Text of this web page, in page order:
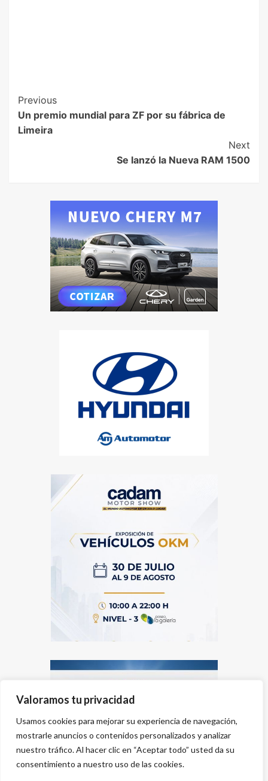
Valoramos tu privacidad
Usamos cookies para mejorar su experiencia de navegación,
mostrarle anuncios o contenidos personalizados y analizar
nuestro tráfico. Al hacer clic en “Aceptar todo” usted da su
consentimiento a nuestro uso de las cookies.
Previous
Un premio mundial para ZF por su fábrica de
Limeira
Next
Se lanzó la Nueva RAM 1500